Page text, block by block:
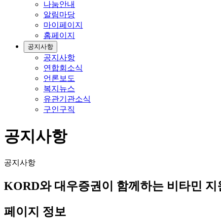
나눔안내
알림마당
마이페이지
홈페이지
공지사항
공지사항
연합회소식
언론보도
복지뉴스
유관기관소식
구인구직
공지사항
공지사항
KORD와 대우증권이 함께하는 비타민 지
페이지 정보